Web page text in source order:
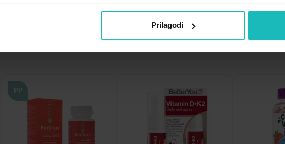
Prilagodi
PP